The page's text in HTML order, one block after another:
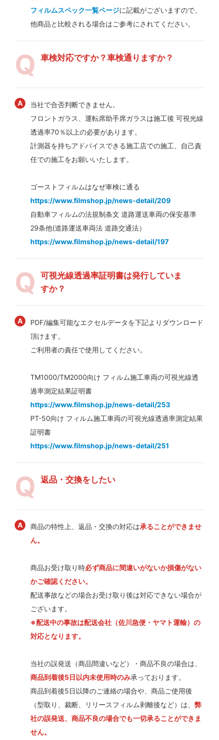
フィルムスペック一覧ページに記載がございますので、
他商品と比較される場合はご参考にされてください。
車検対応ですか？車検通りますか？
当社で合否判断できません。
フロントガラス、運転席助手席ガラスは施工後 可視光線
透過率70％以上の必要があります。
計測器を持ちアドバイスできる施工店での施工、自己責
任での施工をお願いいたします。
ゴーストフィルムはなぜ車検に通る
https://www.filmshop.jp/news-detail/209
自動車フィルムの法規制条文 道路運送車両の保安基準
29条他(道路運送車両法 道路交通法）
https://www.filmshop.jp/news-detail/197
可視光線透過率証明書は発行していま
すか？
PDF/編集可能なエクセルデータを下記よりダウンロード
頂けます。
ご利用者の責任で使用してください。
TM1000/TM2000向け フィルム施工車両の可視光線透
過率測定結果証明書
https://www.filmshop.jp/news-detail/253
PT-50向け フィルム施工車両の可視光線透過率測定結果
証明書
https://www.filmshop.jp/news-detail/251
返品・交換をしたい
商品の特性上、返品・交換の対応は承ることができませ
ん。
商品お受け取り時必ず商品に間違いがないか損傷がない
かご確認ください。
配送事故などの場合お受け取り後は対応できない場合が
ございます。
※配送中の事故は配送会社（佐川急便・ヤマト運輸）の
対応となります。
当社の誤発送（商品間違いなど）・商品不良の場合は、
商品到着後5日以内未使用時のみ承っております。
商品到着後5日以降のご連絡の場合や、商品ご使用後
（型取り、裁断、リリースフィルム剥離後など）は、 弊
社の誤発送、商品不良の場合でも一切承ることができま
せん。